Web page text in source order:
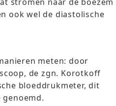
ook wel de diastolische
meten: door
de zgn. Korotkoff
bloeddrukmeter, dit